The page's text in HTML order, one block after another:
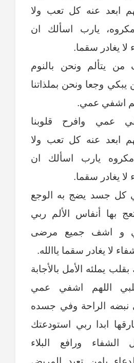
ابعد عنه كل تعب ولا
مكروه، يارب اسألك ان
يغادر سقما.
من يتألم ونحن بالنوم
وجعا ونحن بملذاتنا
اشفي عمي.
عمي وافرح قلوبنا
ابعد عنه كل تعب ولا
مكروه يارب اسألك ان
يغادر سقما.
كل جسد يضج به الوجع
بها أنفاس الألم ربي
و اشف جميع مرضى
لا يغادر سقما ياالله.
يملئه الأمل بالأجابة
اللهم اشفي عمي
الراحة وفي جسده
ابدا ربي استودعتك
الشفاء ورافع البلاء